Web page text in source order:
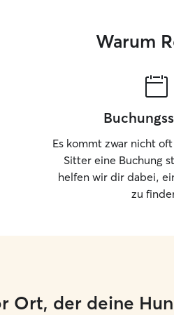
wichtig. Ich halte mich
Absprachen und sorge dafür, dass
Warum
Es kommt zwar nicht
Sitter eine Buchung
helfen wir dir dabei,
zu
Ort, der deine